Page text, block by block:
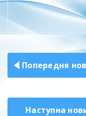
Навігація
записів
Попередня
Наступна